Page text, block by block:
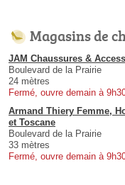
Magasins de
JAM Chaussures &
Boulevard de la Prairie
24 mètres
Fermé, ouvre demain à
Armand Thiery Femme,
et Toscane
Boulevard de la Prairie
33 mètres
Fermé, ouvre demain à